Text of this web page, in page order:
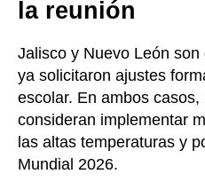
la reunión
Jalisco y Nuevo León
ya solicitaron ajustes
escolar. En ambos
consideran implementar
las altas temperaturas y
Mundial 2026.